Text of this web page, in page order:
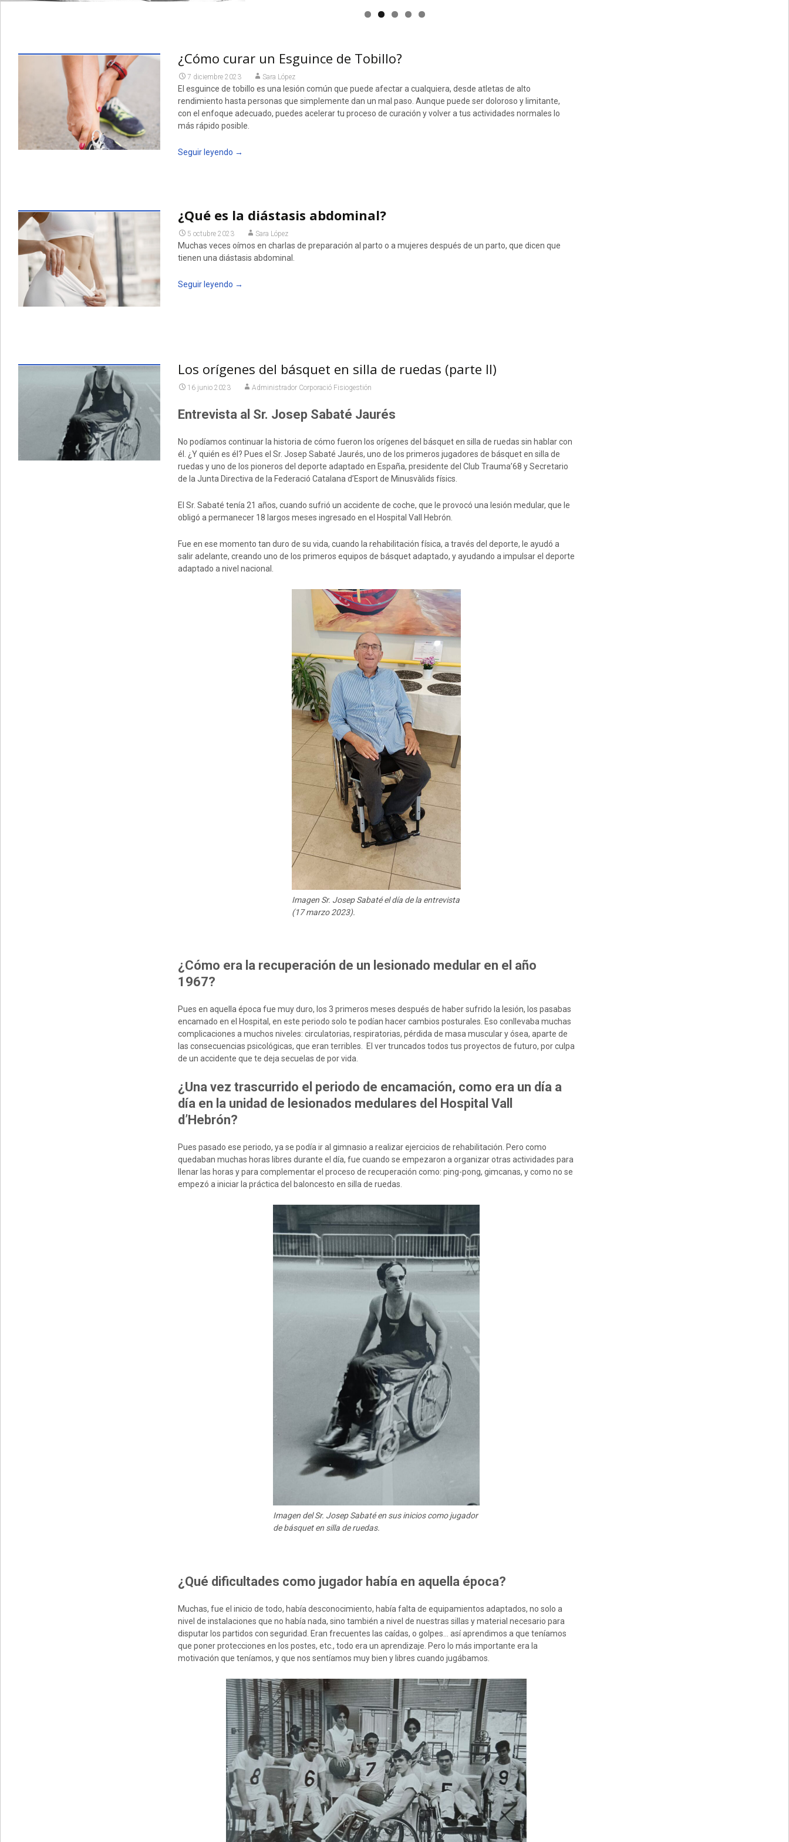
¿Cómo curar un Esguince de Tobillo?
7 diciembre 2023 Sara López
El esguince de tobillo es una lesión común que puede afectar a cualquiera, desde atletas de alto
rendimiento hasta personas que simplemente dan un mal paso. Aunque puede ser doloroso y limitante,
con el enfoque adecuado, puedes acelerar tu proceso de curación y volver a tus actividades normales lo
más rápido posible.
Seguir leyendo →
¿Qué es la diástasis abdominal?
5 octubre 2023 Sara López
Muchas veces oímos en charlas de preparación al parto o a mujeres después de un parto, que dicen que
tienen una diástasis abdominal.
Seguir leyendo →
Los orígenes del básquet en silla de ruedas (parte II)
16 junio 2023 Administrador Corporació Fisiogestión
Entrevista al Sr. Josep Sabaté Jaurés
No podíamos continuar la historia de cómo fueron los orígenes del básquet en silla de ruedas sin hablar con
él. ¿Y quién es él? Pues el Sr. Josep Sabaté Jaurés, uno de los primeros jugadores de básquet en silla de
ruedas y uno de los pioneros del deporte adaptado en España, presidente del Club Trauma’68 y Secretario
de la Junta Directiva de la Federació Catalana d’Esport de Minusvàlids físics.
El Sr. Sabaté tenía 21 años, cuando sufrió un accidente de coche, que le provocó una lesión medular, que le
obligó a permanecer 18 largos meses ingresado en el Hospital Vall Hebrón.
Fue en ese momento tan duro de su vida, cuando la rehabilitación física, a través del deporte, le ayudó a
salir adelante, creando uno de los primeros equipos de básquet adaptado, y ayudando a impulsar el deporte
adaptado a nivel nacional.
Imagen Sr. Josep Sabaté el día de la entrevista
(17 marzo 2023).
¿Cómo era la recuperación de un lesionado medular en el año
1967?
Pues en aquella época fue muy duro, los 3 primeros meses después de haber sufrido la lesión, los pasabas
encamado en el Hospital, en este periodo solo te podían hacer cambios posturales. Eso conllevaba muchas
complicaciones a muchos niveles: circulatorias, respiratorias, pérdida de masa muscular y ósea, aparte de
las consecuencias psicológicas, que eran terribles. El ver truncados todos tus proyectos de futuro, por culpa
de un accidente que te deja secuelas de por vida.
¿Una vez trascurrido el periodo de encamación, como era un día a
día en la unidad de lesionados medulares del Hospital Vall
d’Hebrón?
Pues pasado ese periodo, ya se podía ir al gimnasio a realizar ejercicios de rehabilitación. Pero como
quedaban muchas horas libres durante el día, fue cuando se empezaron a organizar otras actividades para
llenar las horas y para complementar el proceso de recuperación como: ping-pong, gimcanas, y como no se
empezó a iniciar la práctica del baloncesto en silla de ruedas.
Imagen del Sr. Josep Sabaté en sus inicios como jugador
de básquet en silla de ruedas.
¿Qué dificultades como jugador había en aquella época?
Muchas, fue el inicio de todo, había desconocimiento, había falta de equipamientos adaptados, no solo a
nivel de instalaciones que no había nada, sino también a nivel de nuestras sillas y material necesario para
disputar los partidos con seguridad. Eran frecuentes las caídas, o golpes… así aprendimos a que teníamos
que poner protecciones en los postes, etc., todo era un aprendizaje. Pero lo más importante era la
motivación que teníamos, y que nos sentíamos muy bien y libres cuando jugábamos.